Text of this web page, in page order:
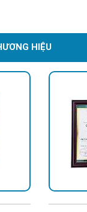
HIỆU